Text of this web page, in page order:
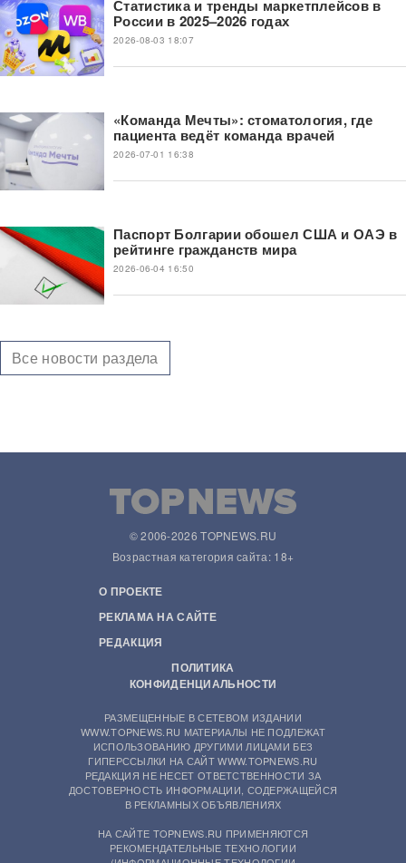
Статистика и тренды маркетплейсов в
России в 2025–2026 годах
2026-08-03 18:07
«Команда Мечты»: стоматология, где
пациента ведёт команда врачей
2026-07-01 16:38
Паспорт Болгарии обошел США и ОАЭ в
рейтинге гражданств мира
2026-06-04 16:50
Все новости раздела
© 2006-2026 TOPNEWS.RU
Возрастная категория сайта: 18+
О ПРОЕКТЕ
РЕКЛАМА НА САЙТЕ
РЕДАКЦИЯ
ПОЛИТИКА
КОНФИДЕНЦИАЛЬНОСТИ
РАЗМЕЩЕННЫЕ В СЕТЕВОМ ИЗДАНИИ
WWW.TOPNEWS.RU МАТЕРИАЛЫ НЕ ПОДЛЕЖАТ
ИСПОЛЬЗОВАНИЮ ДРУГИМИ ЛИЦАМИ БЕЗ
ГИПЕРССЫЛКИ НА САЙТ WWW.TOPNEWS.RU
РЕДАКЦИЯ НЕ НЕСЕТ ОТВЕТСТВЕННОСТИ ЗА
ДОСТОВЕРНОСТЬ ИНФОРМАЦИИ, СОДЕРЖАЩЕЙСЯ
В РЕКЛАМНЫХ ОБЪЯВЛЕНИЯХ
НА САЙТЕ TOPNEWS.RU ПРИМЕНЯЮТСЯ
РЕКОМЕНДАТЕЛЬНЫЕ ТЕХНОЛОГИИ